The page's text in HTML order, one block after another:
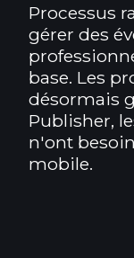
Processus
gérer des
base. Les
désormais
Publisher,
n'ont
mobile.